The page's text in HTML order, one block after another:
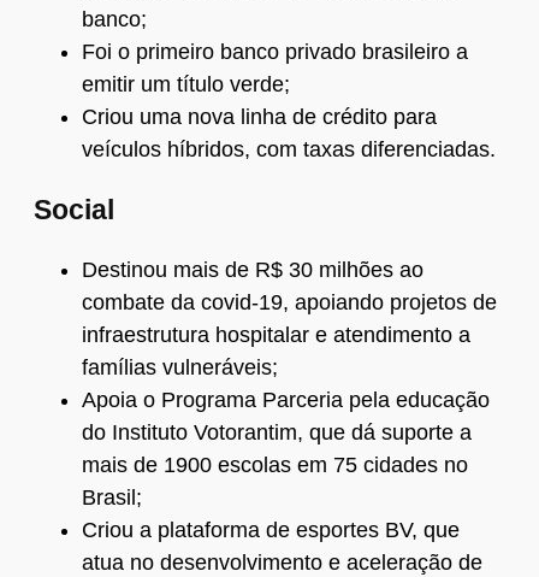
banco;
Foi o primeiro banco privado brasileiro a
emitir um título verde;
Criou uma nova linha de crédito para
veículos híbridos, com taxas diferenciadas.
Social
Destinou mais de R$ 30 milhões ao
combate da covid-19, apoiando projetos de
infraestrutura hospitalar e atendimento a
famílias vulneráveis;
Apoia o Programa Parceria pela educação
do Instituto Votorantim, que dá suporte a
mais de 1900 escolas em 75 cidades no
Brasil;
Criou a plataforma de esportes BV, que
atua no desenvolvimento e aceleração de